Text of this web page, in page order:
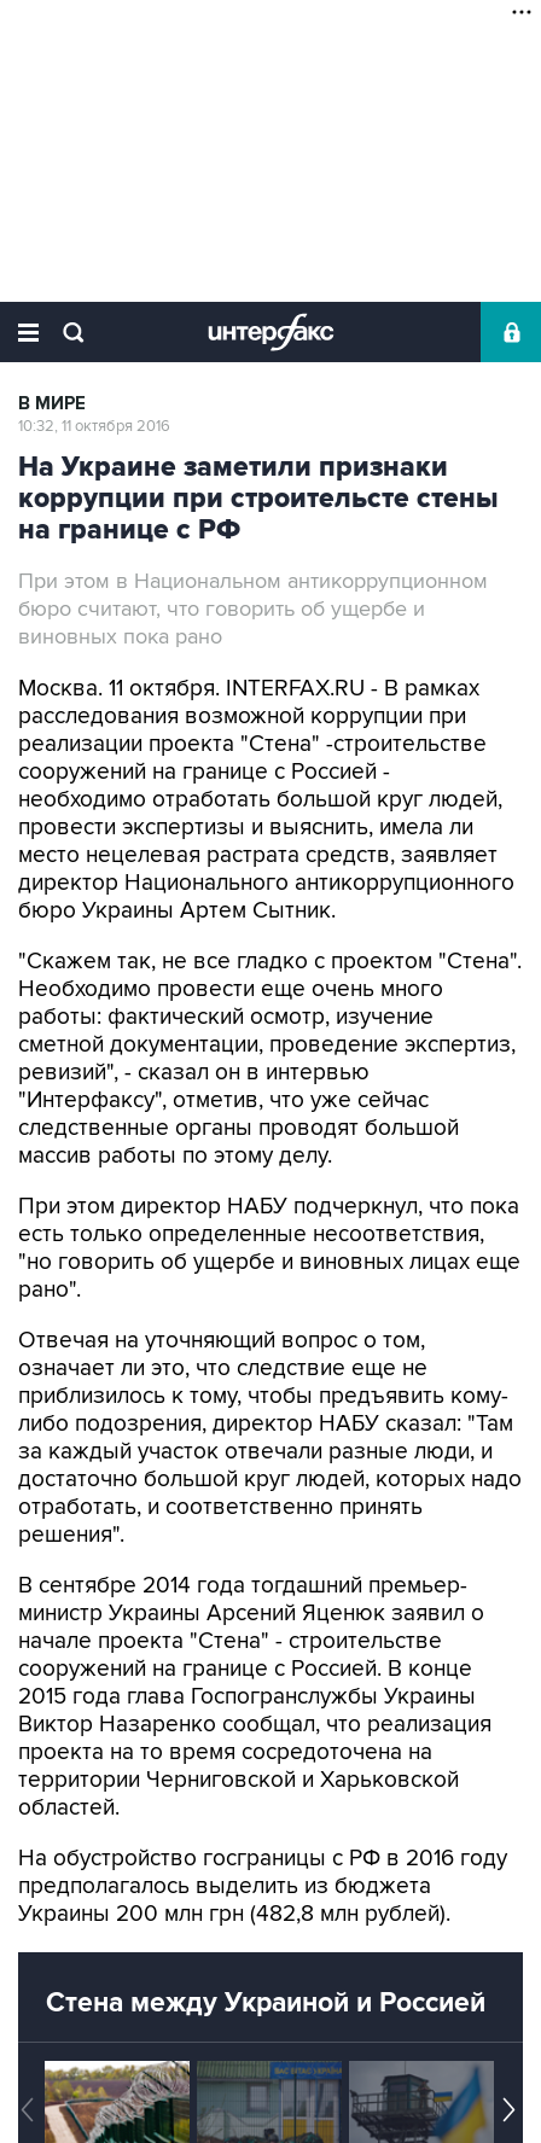
В МИРЕ
10:32, 11 октября 2016
На Украине заметили признаки
коррупции при строительсте стены
на границе с РФ
При этом в Национальном антикоррупционном
бюро считают, что говорить об ущербе и
виновных пока рано
Москва. 11 октября. INTERFAX.RU - В рамках
расследования возможной коррупции при
реализации проекта "Стена" -строительстве
сооружений на границе с Россией -
необходимо отработать большой круг людей,
провести экспертизы и выяснить, имела ли
место нецелевая растрата средств, заявляет
директор Национального антикоррупционного
бюро Украины Артем Сытник.
"Скажем так, не все гладко с проектом "Стена".
Необходимо провести еще очень много
работы: фактический осмотр, изучение
сметной документации, проведение экспертиз,
ревизий", - сказал он в интервью
"Интерфаксу", отметив, что уже сейчас
следственные органы проводят большой
массив работы по этому делу.
При этом директор НАБУ подчеркнул, что пока
есть только определенные несоответствия,
"но говорить об ущербе и виновных лицах еще
рано".
Отвечая на уточняющий вопрос о том,
означает ли это, что следствие еще не
приблизилось к тому, чтобы предъявить кому-
либо подозрения, директор НАБУ сказал: "Там
за каждый участок отвечали разные люди, и
достаточно большой круг людей, которых надо
отработать, и соответственно принять
решения".
В сентябре 2014 года тогдашний премьер-
министр Украины Арсений Яценюк заявил о
начале проекта "Стена" - строительстве
сооружений на границе с Россией. В конце
2015 года глава Госпогранслужбы Украины
Виктор Назаренко сообщал, что реализация
проекта на то время сосредоточена на
территории Черниговской и Харьковской
областей.
На обустройство госграницы с РФ в 2016 году
предполагалось выделить из бюджета
Украины 200 млн грн (482,8 млн рублей).
Стена между Украиной и Россией